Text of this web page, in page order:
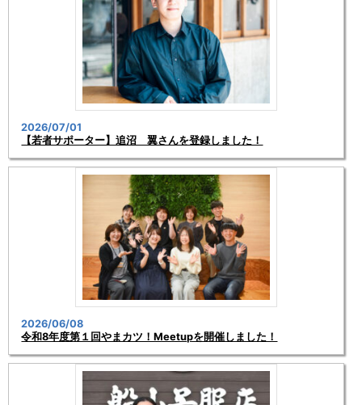
2026/07/01
【若者サポーター】追沼 翼さんを登録しました！
2026/06/08
令和8年度第１回やまカツ！Meetupを開催しました！